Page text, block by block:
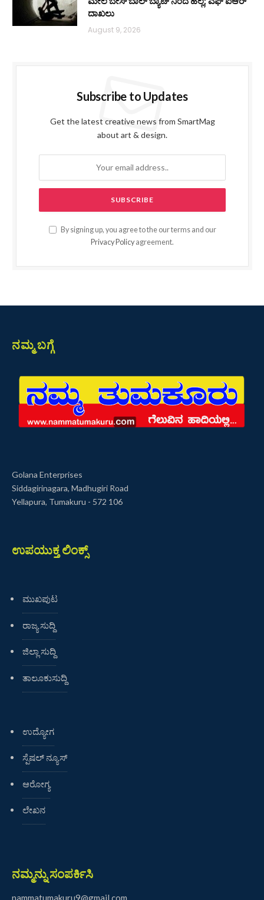
ದಾಖಲು
August 9, 2026
Subscribe to Updates
Get the latest creative news from SmartMag
about art & design.
By signing up, you agree to the our terms and our
Privacy Policy agreement.
ನಮ್ಮ ಬಗ್ಗೆ
Golana Enterprises
Siddagirinagara, Madhugiri Road
Yellapura, Tumakuru - 572 106
ಉಪಯುಕ್ತ ಲಿಂಕ್ಸ್
ಮುಖಪುಟ
ರಾಜ್ಯ ಸುದ್ದಿ
ಜಿಲ್ಲಾ ಸುದ್ದಿ
ತಾಲೂಕುಸುದ್ದಿ
ಉದ್ಯೋಗ
ಸ್ಪೆಷಲ್ ನ್ಯೂಸ್
ಆರೋಗ್ಯ
ಲೇಖನ
ನಮ್ಮನ್ನು ಸಂಪರ್ಕಿಸಿ
nammatumakuru9@gmail.com